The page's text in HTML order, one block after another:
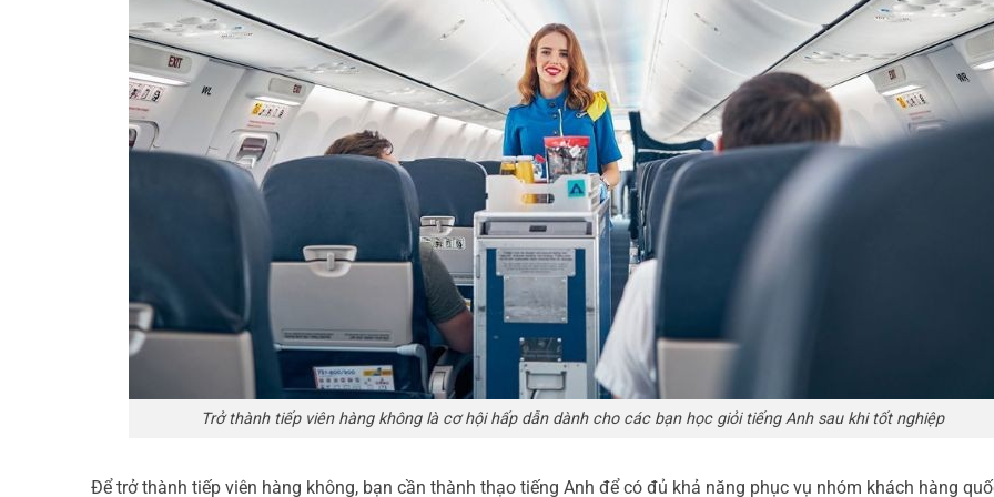
Trở thành tiếp viên hàng không là cơ hội hấp dẫn dành cho các bạn học giỏi tiếng Anh sau khi tốt nghiệp
Để trở thành tiếp viên hàng không, bạn cần thành thạo tiếng Anh để có đủ khả năng phục vụ nhóm khách hàng